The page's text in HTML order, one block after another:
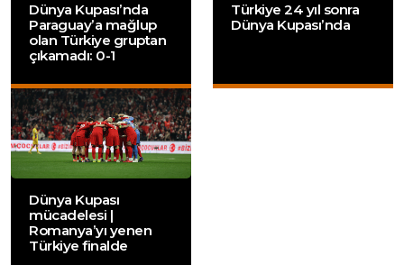
Dünya Kupası’nda
Paraguay’a mağlup
olan Türkiye gruptan
çıkamadı: 0-1
Türkiye 24 yıl sonra
Dünya Kupası’nda
Dünya Kupası
mücadelesi |
Romanya’yı yenen
Türkiye finalde